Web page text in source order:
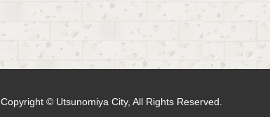
Copyright © Utsunomiya City, All Rights Reserved.